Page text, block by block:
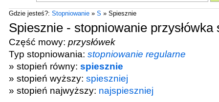
Gdzie jesteś?: Stopniowanie» S » Spiesznie
Spiesznie - stopniowanie przysłówka
Część mowy: przysłówek
Typ stopniowania: stopniowanie regularne
» stopień równy: spiesznie
» stopień wyższy: spieszniej
» stopień najwyższy: najspieszniej